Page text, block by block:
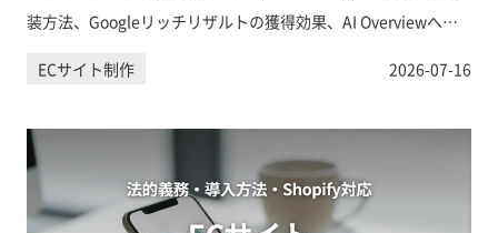
装方法、Googleリッチリザルトの獲得効果、AI Overviewへの
引用対策まで、EC担当者が知っておくべき構造化データ活用法
ECサイト制作 2026-07-16